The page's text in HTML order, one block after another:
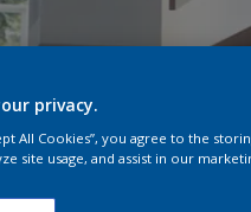
privacy.
All Cookies”, you agree to the
site usage, and assist in our